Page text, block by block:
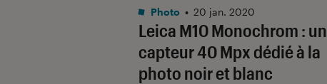
Leica M10 Monochrom : un
capteur 40 Mpx dédié à la
photo noir et blanc
Photo • 20 jan. 2020